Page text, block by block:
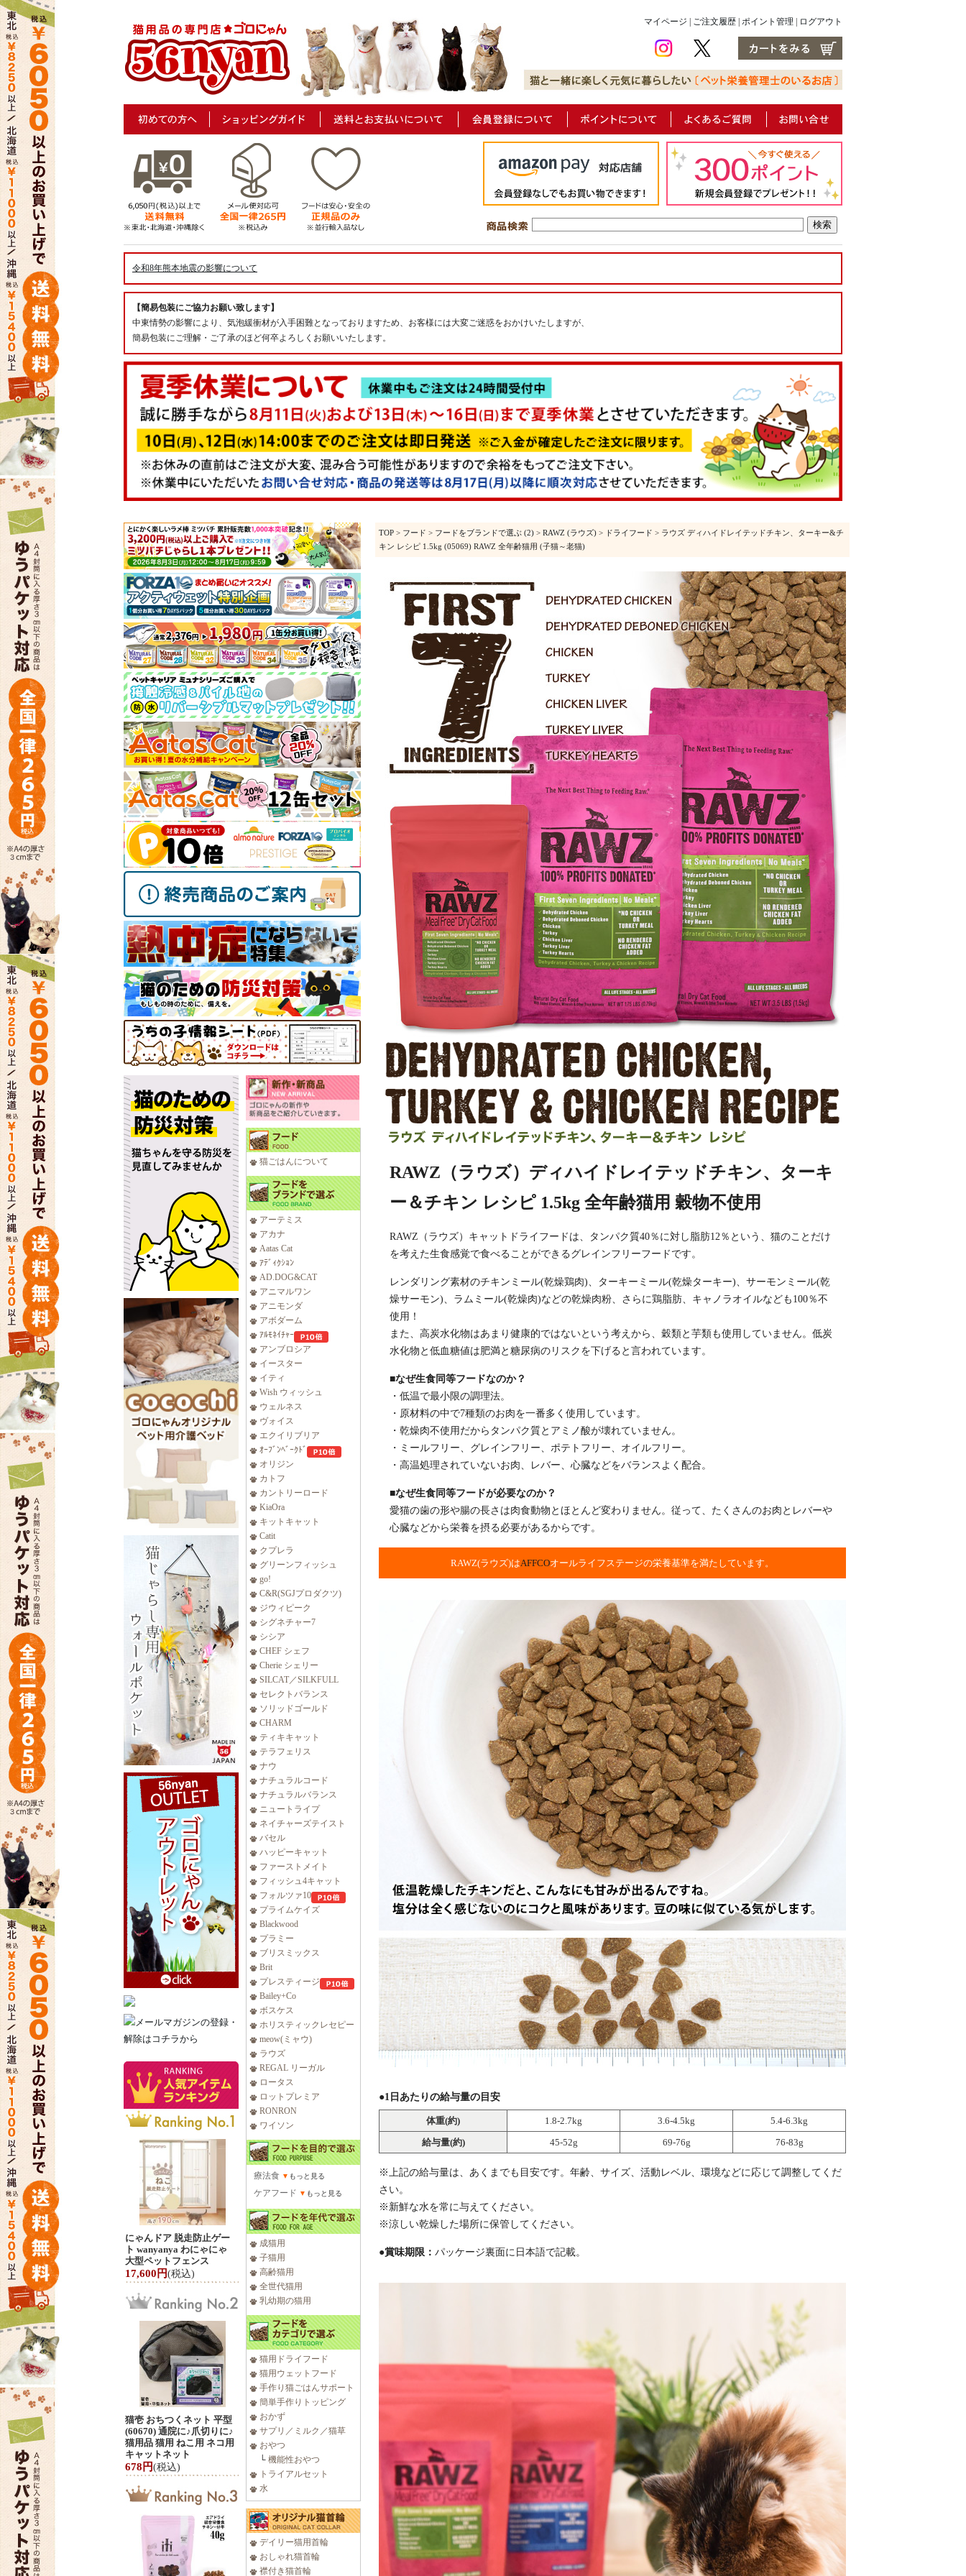
マイページ ご注文履歴 ポイント管理 ログアウト
令和8年熊本地震の影響について
【簡易包装にご協力お願い致します】
中東情勢の影響により、気泡緩衝材が入手困難となっておりますため、お客様には大変ご迷惑をおかけいたしますが、
簡易包装にご理解・ご了承のほど何卒よろしくお願いいたします。
にゃんドア 脱走防止ゲー
ト wanyanya わにゃにゃ
大型ペットフェンス
17,600円(税込)
猫壱 おちつくネット 平型
(60670) 通院に♪爪切りに♪
猫用品 猫用 ねこ用 ネコ用
キャットネット
678円(税込)
猫ごはんについて
アーテミス
アカナ
Aatas Cat
ｱﾃﾞｨｸｼｮﾝ
AD.DOG&CAT
アニマルワン
アニモンダ
アボダーム
ｱﾙﾓﾈｲﾁｬｰ
アンブロシア
イースター
イティ
Wish ウィッシュ
ウェルネス
ヴォイス
エクイリブリア
ｵｰﾌﾞﾝﾍﾞｰｸﾄﾞ
オリジン
カトフ
カントリーロード
KiaOra
キットキャット
Catit
クプレラ
グリーンフィッシュ
go!
C&R(SGJプロダクツ)
ジウィピーク
シグネチャー7
シシア
CHEF シェフ
Cherie シェリー
SILCAT／SILKFULL
セレクトバランス
ソリッドゴールド
CHARM
ティキキャット
テラフェリス
ナウ
ナチュラルコード
ナチュラルバランス
ニュートライプ
ネイチャーズテイスト
バセル
ハッピーキャット
ファーストメイト
フィッシュ4キャット
フォルツァ10
プライムケイズ
Blackwood
プラミー
ブリスミックス
Brit
プレスティージ
Bailey+Co
ボスケス
ホリスティックレセピー
meow(ミャウ)
ラウズ
REGAL リーガル
ロータス
ロットプレミア
RONRON
ワイソン
療法食 ▼ もっと見る
ケアフード ▼ もっと見る
成猫用
子猫用
高齢猫用
全世代猫用
乳幼期の猫用
猫用ドライフード
猫用ウェットフード
手作り猫ごはんサポート
簡単手作りトッピング
おかず
サプリ／ミルク／猫草
おやつ
└ 機能性おやつ
トライアルセット
水
デイリー猫用首輪
おしゃれ猫首輪
襟付き猫首輪
TOP > フード > フードをブランドで選ぶ (2) > RAWZ (ラウズ) > ドライフード > ラウズ ディハイドレイテッドチキン、ターキー&チ
キン レシピ 1.5kg (05069) RAWZ 全年齢猫用 (子猫～老猫)
RAWZ（ラウズ）ディハイドレイテッドチキン、ターキ
ー＆チキン レシピ 1.5kg 全年齢猫用 穀物不使用
RAWZ（ラウズ）キャットドライフードは、タンパク質40％に対し脂肪12％という、猫のことだけ
を考えた生食感覚で食べることができるグレインフリーフードです。
レンダリング素材のチキンミール(乾燥鶏肉)、ターキーミール(乾燥ターキー)、サーモンミール(乾
燥サーモン)、ラムミール(乾燥肉)などの乾燥肉粉、さらに鶏脂肪、キャノラオイルなども100％不
使用！
また、高炭水化物はあまり健康的ではないという考えから、穀類と芋類も使用していません。低炭
水化物と低血糖値は肥満と糖尿病のリスクを下げると言われています。
■なぜ生食同等フードなのか？
・低温で最小限の調理法。
・原材料の中で7種類のお肉を一番多く使用しています。
・乾燥肉不使用だからタンパク質とアミノ酸が壊れていません。
・ミールフリー、グレインフリー、ポテトフリー、オイルフリー。
・高温処理されていないお肉、レバー、心臓などをバランスよく配合。
■なぜ生食同等フードが必要なのか？
愛猫の歯の形や腸の長さは肉食動物とほとんど変わりません。従って、たくさんのお肉とレバーや
心臓などから栄養を摂る必要があるからです。
RAWZ(ラウズ)はAFFCOオールライフステージの栄養基準を満たしています。
●1日あたりの給与量の目安
体重(約) 1.8-2.7kg 3.6-4.5kg
5.4-6.3kg
給与量(約)
45-52g 69-76g 76-83g
※上記の給与量は、あくまでも目安です。年齢、サイズ、活動レベル、環境などに応じて調整してくだ
さい。
※新鮮な水を常に与えてください。
※涼しい乾燥した場所に保管してください。
●賞味期限： パッケージ裏面に日本語で記載。